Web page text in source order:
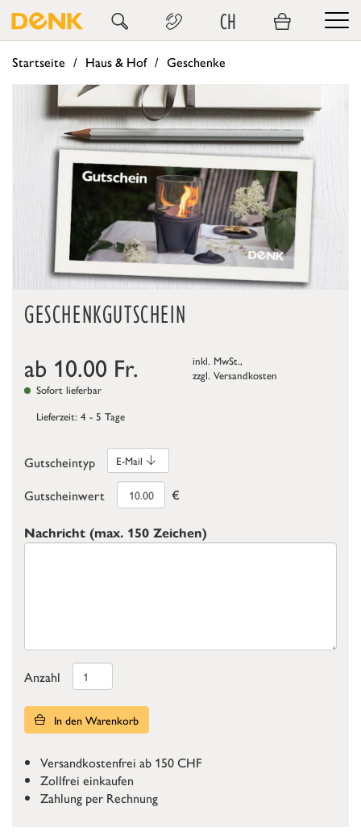
CH
Startseite Haus & Hof Geschenke
GESCHENKGUTSCHEIN
ab 10.00 Fr.
inkl. MwSt.,
zzgl. Versandkosten
Sofort lieferbar
Lieferzeit: 4 - 5 Tage
Gutscheintyp E-Mail
Gutscheinwert €
Nachricht (max. 150 Zeichen)
Anzahl
In den Warenkorb
Versandkostenfrei ab 150 CHF
Zollfrei einkaufen
Zahlung per Rechnung